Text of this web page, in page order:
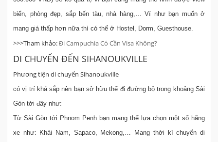
biển, phòng đẹp, sắp bến tàu, nhà hàng,… Ví như bạn muốn ở
mang giá thấp hơn nữa thì có thể ở Hostel, Dorm, Guesthouse.
>>>Tham khảo:Đi Campuchia Có Cần Visa Không?
DI CHUYỂN ĐẾN SIHANOUKVILLE
Phương tiện di chuyển Sihanoukville
có vị trí khá sắp nên bạn sở hữu thể đi đường bộ trong khoảng Sài
Gòn tới đây như:
Từ Sài Gòn tới Phnom Penh bạn mang thể lựa chọn một số hãng
xe như: Khải Nam, Sapaco, Mekong,… Mang thời kì chuyển di